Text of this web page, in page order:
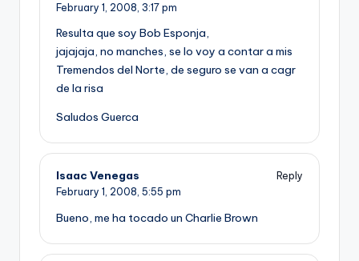
February 1, 2008, 3:17 pm
Resulta que soy Bob Esponja,
jajajaja, no manches, se lo voy a contar a mis
Tremendos del Norte, de seguro se van a cagr
de la risa
Saludos Guerca
Isaac Venegas
Reply
February 1, 2008, 5:55 pm
Bueno, me ha tocado un Charlie Brown